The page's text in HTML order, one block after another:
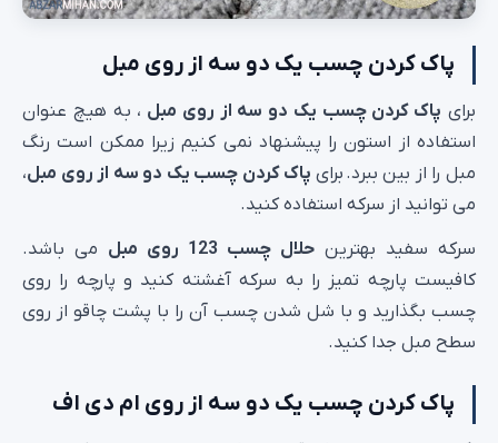
پاک کردن چسب یک دو سه از روی مبل
برای پاک کردن چسب یک دو سه از روی مبل ، به هیچ عنوان
استفاده از استون را پیشنهاد نمی کنیم زیرا ممکن است رنگ
مبل را از بین ببرد. برای پاک کردن چسب یک دو سه از روی مبل،
می توانید از سرکه استفاده کنید.
سرکه سفید بهترین حلال چسب 123 روی مبل
می باشد.
کافیست پارچه تمیز را به سرکه آغشته کنید و پارچه را روی
چسب بگذارید و با شل شدن چسب آن را با پشت چاقو از روی
سطح مبل جدا کنید.
پاک کردن چسب یک دو سه از روی ام دی اف